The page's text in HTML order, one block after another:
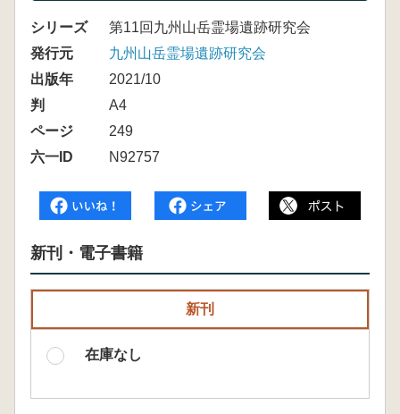
シリーズ
第11回九州山岳霊場遺跡研究会
発行元
九州山岳霊場遺跡研究会
出版年
2021/10
判
A4
ページ
249
六一ID
N92757
新刊・電子書籍
新刊
在庫なし